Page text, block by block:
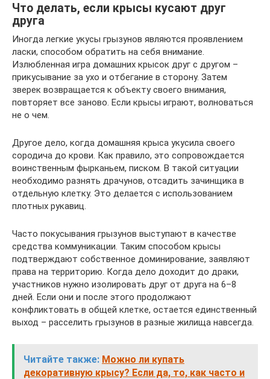
Что делать, если крысы кусают друг
друга
Иногда легкие укусы грызунов являются проявлением
ласки, способом обратить на себя внимание.
Излюбленная игра домашних крысок друг с другом –
прикусывание за ухо и отбегание в сторону. Затем
зверек возвращается к объекту своего внимания,
повторяет все заново. Если крысы играют, волноваться
не о чем.
Другое дело, когда домашняя крыса укусила своего
сородича до крови. Как правило, это сопровождается
воинственным фырканьем, писком. В такой ситуации
необходимо разнять драчунов, отсадить зачинщика в
отдельную клетку. Это делается с использованием
плотных рукавиц.
Часто покусывания грызунов выступают в качестве
средства коммуникации. Таким способом крысы
подтверждают собственное доминирование, заявляют
права на территорию. Когда дело доходит до драки,
участников нужно изолировать друг от друга на 6–8
дней. Если они и после этого продолжают
конфликтовать в общей клетке, остается единственный
выход – расселить грызунов в разные жилища навсегда.
Читайте также: Можно ли купать
декоративную крысу? Если да, то, как часто и